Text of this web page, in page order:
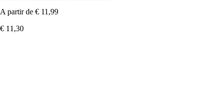
A partir de € 11,99
€ 11,30